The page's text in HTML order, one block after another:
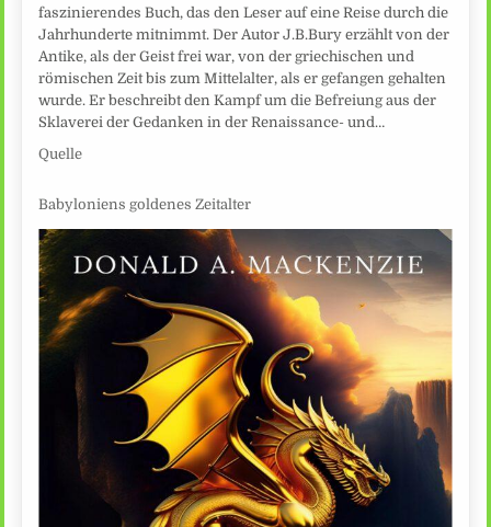
faszinierendes Buch, das den Leser auf eine Reise durch die
Jahrhunderte mitnimmt. Der Autor J.B.Bury erzählt von der
Antike, als der Geist frei war, von der griechischen und
römischen Zeit bis zum Mittelalter, als er gefangen gehalten
wurde. Er beschreibt den Kampf um die Befreiung aus der
Sklaverei der Gedanken in der Renaissance- und…
Quelle
Babyloniens goldenes Zeitalter